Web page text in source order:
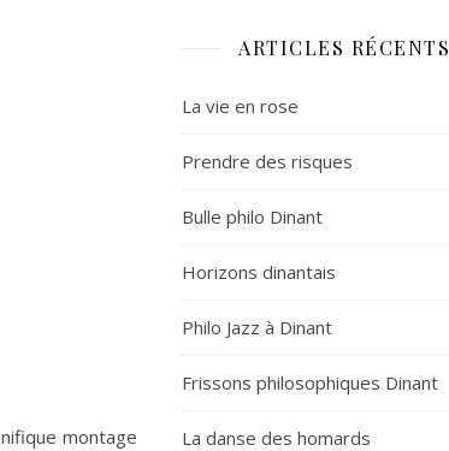
montage
ARTICLES RÉCENTS
La vie en rose
Prendre des risques
Bulle philo Dinant
Horizons dinantais
Philo Jazz à Dinant
Frissons philosophiques Dinant
La danse des homards